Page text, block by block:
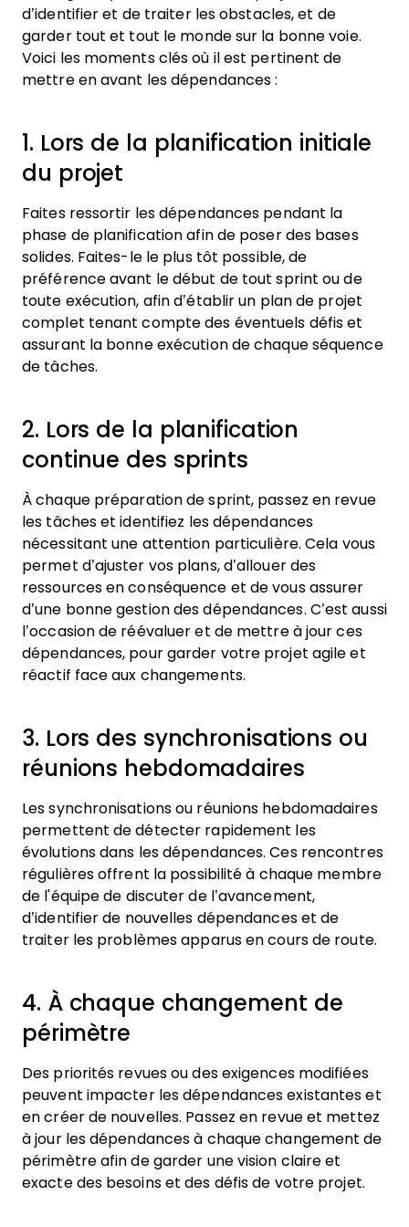
d’identifier et de traiter les obstacles, et de
garder tout et tout le monde sur la bonne voie.
Voici les moments clés où il est pertinent de
mettre en avant les dépendances :
1. Lors de la planification initiale
du projet
Faites ressortir les dépendances pendant la
phase de planification afin de poser des bases
solides. Faites-le le plus tôt possible, de
préférence avant le début de tout sprint ou de
toute exécution, afin d’établir un plan de projet
complet tenant compte des éventuels défis et
assurant la bonne exécution de chaque séquence
de tâches.
2. Lors de la planification
continue des sprints
À chaque préparation de sprint, passez en revue
les tâches et identifiez les dépendances
nécessitant une attention particulière. Cela vous
permet d’ajuster vos plans, d’allouer des
ressources en conséquence et de vous assurer
d’une bonne gestion des dépendances. C’est aussi
l’occasion de réévaluer et de mettre à jour ces
dépendances, pour garder votre projet agile et
réactif face aux changements.
3. Lors des synchronisations ou
réunions hebdomadaires
Les synchronisations ou réunions hebdomadaires
permettent de détecter rapidement les
évolutions dans les dépendances. Ces rencontres
régulières offrent la possibilité à chaque membre
de l'équipe de discuter de l’avancement,
d’identifier de nouvelles dépendances et de
traiter les problèmes apparus en cours de route.
4. À chaque changement de
périmètre
Des priorités revues ou des exigences modifiées
peuvent impacter les dépendances existantes et
en créer de nouvelles. Passez en revue et mettez
à jour les dépendances à chaque changement de
périmètre afin de garder une vision claire et
exacte des besoins et des défis de votre projet.